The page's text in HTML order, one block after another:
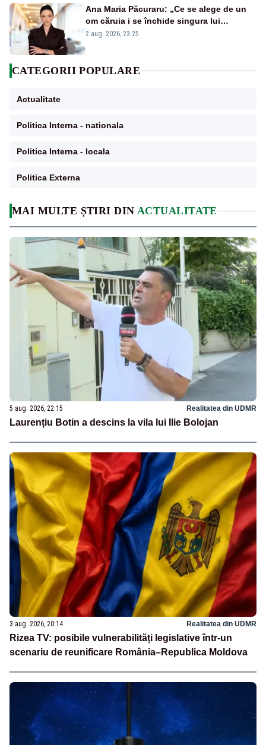
MAI MULTE ȘTIRI DIN ACTUALITATE
5 aug. 2026, 22:15 Realitatea din UDMR
Laurențiu Botin a descins la vila lui Ilie Bolojan
3 aug. 2026, 20:14 Realitatea din UDMR
Rizea TV: posibile vulnerabilități legislative într-un
scenariu de reunificare România–Republica Moldova
trebuie să plece din funcție: fără excepții!
Ana Maria Păcuraru: „Ce se alege de un
om căruia i se închide singura lui
portiță?”
2 aug. 2026, 23:25
CATEGORII POPULARE
Actualitate
Politica Interna - nationala
Politica Interna - locala
Politica Externa